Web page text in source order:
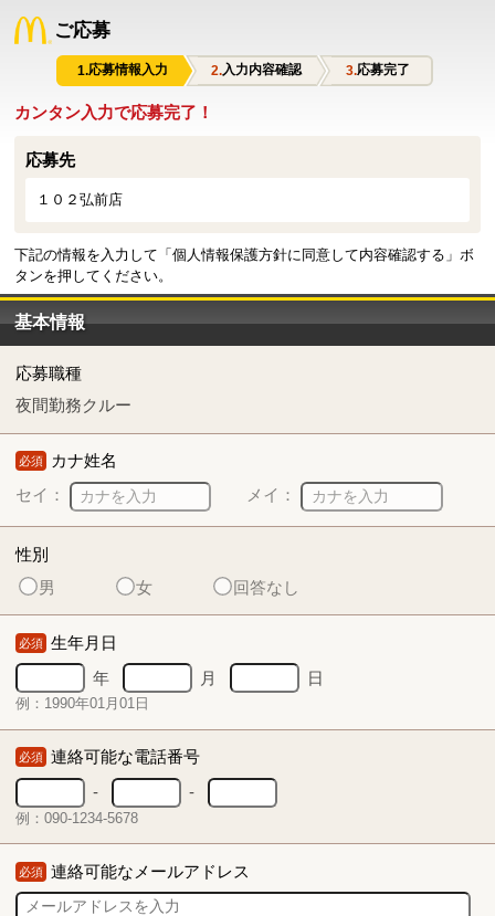
ご応募
応募情報入力 入力内容確認 応募完了
カンタン入力で応募完了！
応募先
１０２弘前店
下記の情報を入力して「個人情報保護方針に同意して内容確認する」ボ
タンを押してください。
基本情報
応募職種
夜間勤務クルー
必須 カナ姓名
セイ：
メイ：
性別
男
女 回答なし
必須 生年月日
年
月 日
例：1990年01月01日
必須 連絡可能な電話番号
-
-
例：090-1234-5678
必須 連絡可能なメールアドレス